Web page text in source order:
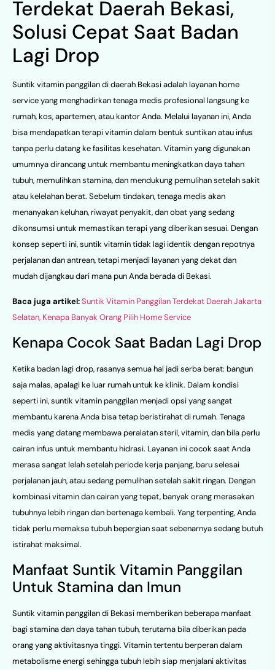
Terdekat Daerah Bekasi,
Solusi Cepat Saat Badan
Lagi Drop
Suntik vitamin panggilan di daerah Bekasi adalah layanan home
service yang menghadirkan tenaga medis profesional langsung ke
rumah, kos, apartemen, atau kantor Anda. Melalui layanan ini, Anda
bisa mendapatkan terapi vitamin dalam bentuk suntikan atau infus
tanpa perlu datang ke fasilitas kesehatan. Vitamin yang digunakan
umumnya dirancang untuk membantu meningkatkan daya tahan
tubuh, memulihkan stamina, dan mendukung pemulihan setelah sakit
atau kelelahan berat. Sebelum tindakan, tenaga medis akan
menanyakan keluhan, riwayat penyakit, dan obat yang sedang
dikonsumsi untuk memastikan terapi yang diberikan sesuai. Dengan
konsep seperti ini, suntik vitamin tidak lagi identik dengan repotnya
perjalanan dan antrean, tetapi menjadi layanan yang dekat dan
mudah dijangkau dari mana pun Anda berada di Bekasi.
Baca juga artikel:Suntik Vitamin Panggilan Terdekat Daerah Jakarta
Selatan, Kenapa Banyak Orang Pilih Home Service
Kenapa Cocok Saat Badan Lagi Drop
Ketika badan lagi drop, rasanya semua hal jadi serba berat: bangun
saja malas, apalagi ke luar rumah untuk ke klinik. Dalam kondisi
seperti ini, suntik vitamin panggilan menjadi opsi yang sangat
membantu karena Anda bisa tetap beristirahat di rumah. Tenaga
medis yang datang membawa peralatan steril, vitamin, dan bila perlu
cairan infus untuk membantu hidrasi. Layanan ini cocok saat Anda
merasa sangat lelah setelah periode kerja panjang, baru selesai
perjalanan jauh, atau sedang pemulihan setelah sakit ringan. Dengan
kombinasi vitamin dan cairan yang tepat, banyak orang merasakan
tubuhnya lebih ringan dan bertenaga kembali. Yang terpenting, Anda
tidak perlu memaksa tubuh bepergian saat sebenarnya sedang butuh
istirahat maksimal.
Manfaat Suntik Vitamin Panggilan
Untuk Stamina dan Imun
Suntik vitamin panggilan di Bekasi memberikan beberapa manfaat
bagi stamina dan daya tahan tubuh, terutama bila diberikan pada
orang yang aktivitasnya tinggi. Vitamin tertentu berperan dalam
metabolisme energi sehingga tubuh lebih siap menjalani aktivitas